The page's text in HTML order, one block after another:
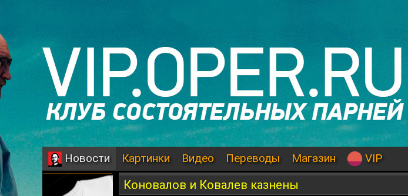
Новости Картинки Видео Переводы Магазин VIP
Коновалов и Ковалев казнены